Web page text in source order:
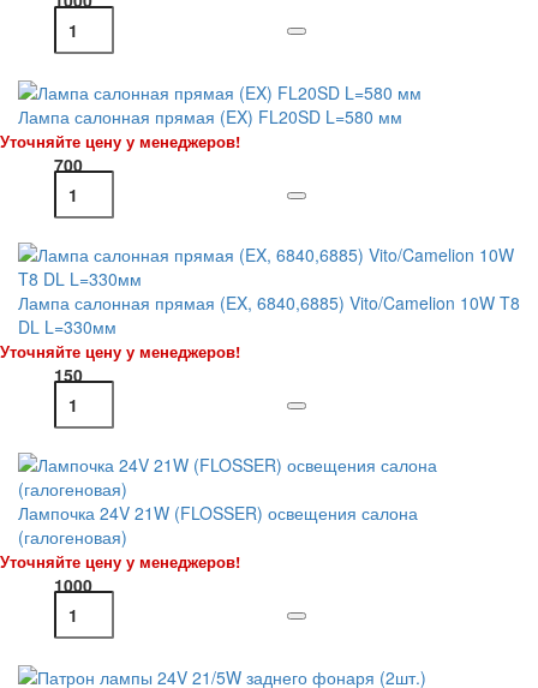
Лампа салонная прямая (EX) FL20SD L=580 мм
Уточняйте цену у менеджеров!
700
Лампа салонная прямая (EX, 6840,6885) Vito/Camelion 10W T8
DL L=330мм
Уточняйте цену у менеджеров!
150
Лампочка 24V 21W (FLOSSER) освещения салона
(галогеновая)
Уточняйте цену у менеджеров!
1000